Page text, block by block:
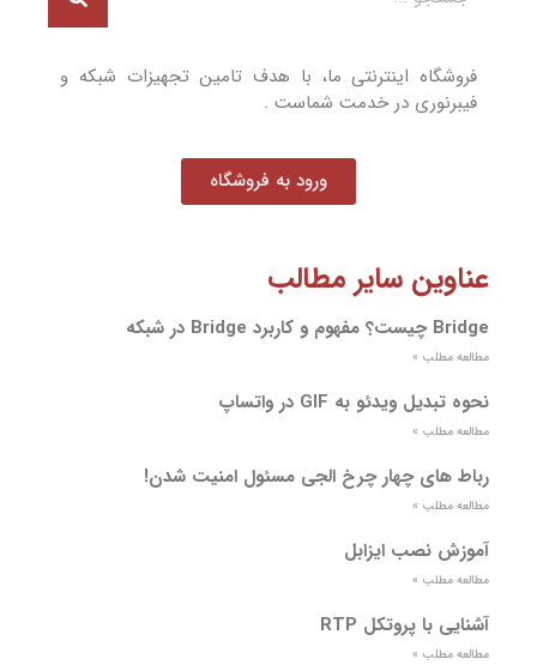
فروشگاه اینترنتی ما، با هدف تامین تجهیزات شبکه و
فیبرنوری در خدمت شماست .
ورود به فروشگاه
عناوین سایر مطالب
Bridge چیست؟ مفهوم و کاربرد Bridge در شبکه
مطالعه مطلب »
نحوه تبدیل ویدئو به GIF در واتساپ
مطالعه مطلب »
رباط های چهار چرخ الجی مسئول امنیت شدن!
مطالعه مطلب »
آموزش نصب ایزابل
مطالعه مطلب »
آشنایی با پروتکل RTP
مطالعه مطلب »